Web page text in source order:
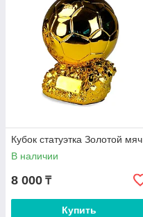
Кубок статуэтка Золотой мяч
В наличии
8 000 ₸
Купить